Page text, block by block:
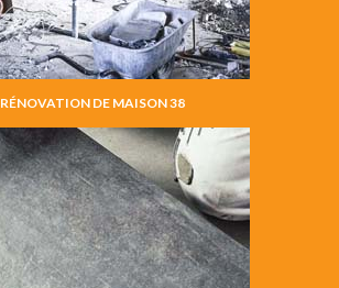
RÉNOVATION DE MAISON 38